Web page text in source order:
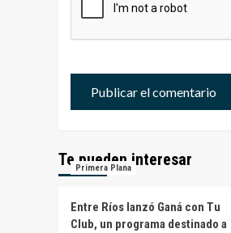
Te pueden interesar
Primera Plana
Entre Ríos lanzó Ganá con Tu
Club, un programa destinado a